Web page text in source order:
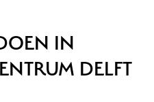
IN
DELFT